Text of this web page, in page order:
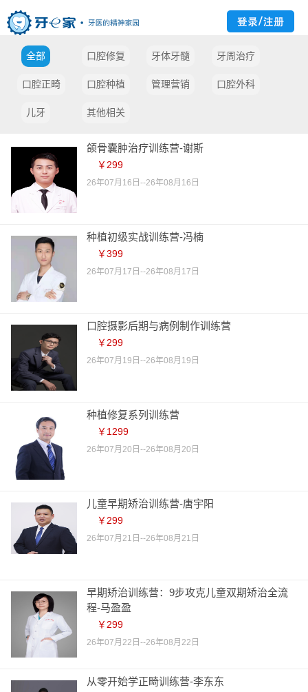
全部 口腔修复 牙体牙髓 牙周治疗
口腔正畸 口腔种植 管理营销 口腔外科
儿牙 其他相关
颌骨囊肿治疗训练营-谢斯
￥299
26年07月16日--26年08月16日
种植初级实战训练营-冯楠
￥399
26年07月17日--26年08月17日
口腔摄影后期与病例制作训练营
￥299
26年07月19日--26年08月19日
种植修复系列训练营
￥1299
26年07月20日--26年08月20日
儿童早期矫治训练营-唐宇阳
￥299
26年07月21日--26年08月21日
早期矫治训练营：9步攻克儿童双期矫治全流
程-马盈盈
￥299
26年07月22日--26年08月22日
从零开始学正畸训练营-李东东